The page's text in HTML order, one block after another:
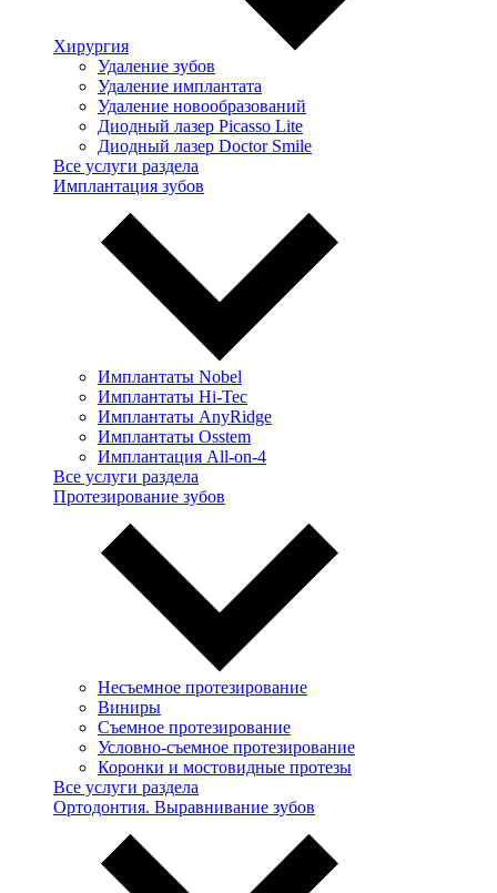
Хирургия
Удаление зубов
Удаление имплантата
Удаление новообразований
Диодный лазер Picasso Lite
Диодный лазер Doctor Smile
Все услуги раздела
Имплантация зубов
Имплантаты Nobel
Имплантаты Hi-Tec
Имплантаты AnyRidge
Имплантаты Osstem
Имплантация All-on-4
Все услуги раздела
Протезирование зубов
Несъемное протезирование
Виниры
Съемное протезирование
Условно-съемное протезирование
Коронки и мостовидные протезы
Все услуги раздела
Ортодонтия. Выравнивание зубов